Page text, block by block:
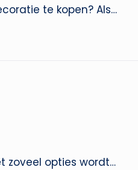
te kopen? Als…
zoveel opties wordt…